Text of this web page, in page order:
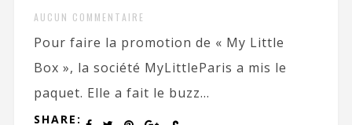
AUCUN COMMENTAIRE
Pour faire la promotion de « My Little
Box », la société MyLittleParis a mis le
paquet. Elle a fait le buzz...
SHARE: